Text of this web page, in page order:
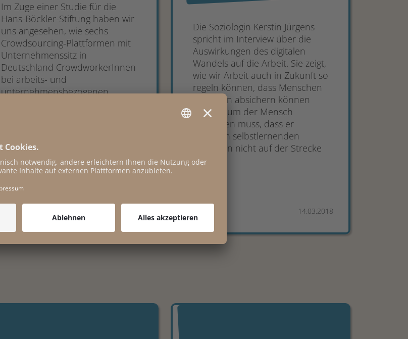
Im Zuge einer Studie für die
Hans-Böckler-Stiftung haben wir
uns angesehen, wie sechs
Crowdsourcing-Plattformen mit
Unternehmenssitz in
Deutschland CrowdworkerInnen
bei arbeits- und
unternehmensbezogenen
Die Soziologin Kerstin Jürgens
spricht im Interview über die
Auswirkungen des digitalen
Wandels auf die Arbeit. Sie zeigt,
wie wir Arbeit auch in Zukunft so
regeln können, dass Menschen
ihr Leben absichern können
und warum der Mensch
aufpassen muss, dass er
zwischen selbstlernenden
Systemen nicht auf der Strecke
bleibt.
14.03.2018